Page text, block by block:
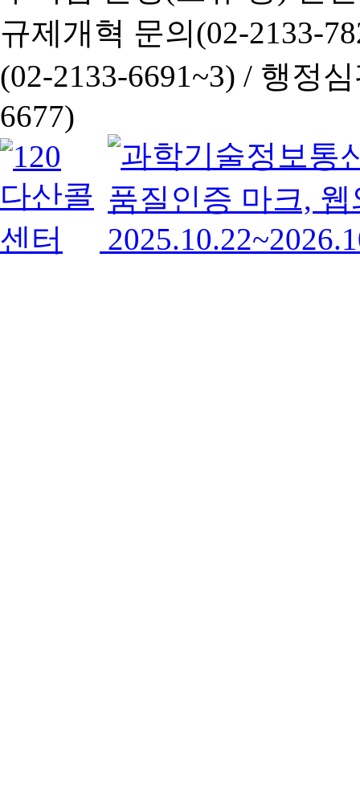
규제개혁 문의(02-2133-
(02-2133-6691~3) / 행정심
6677)